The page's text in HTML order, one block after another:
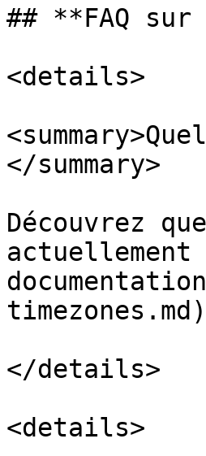
## **FAQ
<details>
</summary>
Découvrez
</details>
<details>